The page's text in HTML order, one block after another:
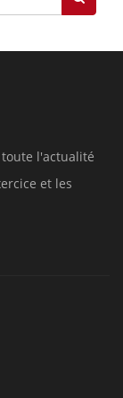
l'actualité
et les